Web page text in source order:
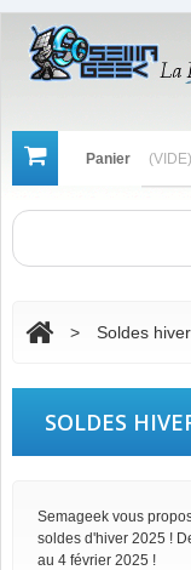
Panier (VIDE)
> Soldes
SOLDES
Semageek vous
soldes d'hiver 2025 !
au 4 février 2025 !